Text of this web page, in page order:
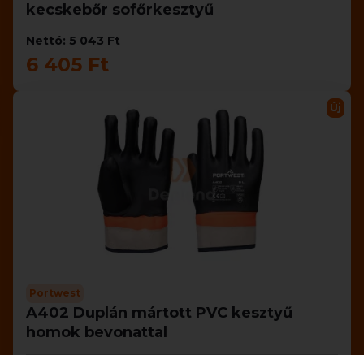
kecskebőr sofőrkesztyű
Nettó: 5 043 Ft
6 405 Ft
Új
Portwest
A402 Duplán mártott PVC kesztyű
homok bevonattal